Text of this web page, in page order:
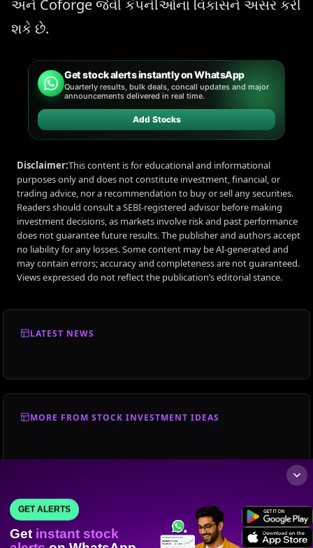
અને Coforge જેવી કંપનીઓના વિકાસને અસર કરી
શકે છે.
Get stock alerts instantly on WhatsApp
Quarterly results, bulk deals, concall updates and major
announcements delivered in real time.
Add Stocks
Disclaimer:This content is for educational and informational
purposes only and does not constitute investment, financial, or
trading advice, nor a recommendation to buy or sell any securities.
Readers should consult a SEBI-registered advisor before making
investment decisions, as markets involve risk and past performance
does not guarantee future results. The publisher and authors accept
no liability for any losses. Some content may be AI-generated and
may contain errors; accuracy and completeness are not guaranteed.
Views expressed do not reflect the publication’s editorial stance.
LATEST NEWS
MORE FROM STOCK INVESTMENT IDEAS
GET ALERTS
Get instant stock